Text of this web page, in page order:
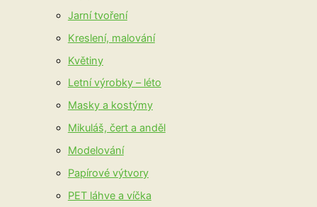
Jarní tvoření
Kreslení, malování
Květiny
Letní výrobky – léto
Masky a kostýmy
Mikuláš, čert a anděl
Modelování
Papírové výtvory
PET láhve a víčka